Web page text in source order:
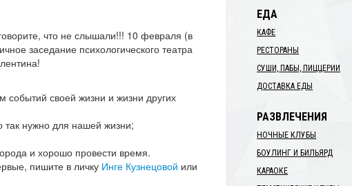
что не слышали!!! 10 февраля (в
заседание психологического театра
событий своей жизни и жизни других
так нужно для нашей жизни;
и хорошо провести время.
пишите в личку Инге Кузнецовой или
ЕДА
КАФЕ
РЕСТОРАНЫ
СУШИ, ПАБЫ, ПИЦЦЕРИИ
ДОСТАВКА ЕДЫ
РАЗВЛЕЧЕНИЯ
НОЧНЫЕ КЛУБЫ
БОУЛИНГ И БИЛЬЯРД
КАРАОКЕ